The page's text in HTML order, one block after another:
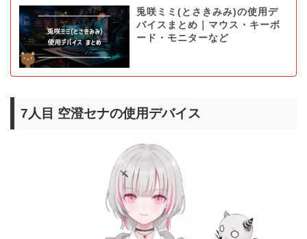
兎咲ミミ(とさきみみ)の使用デ
バイスまとめ｜マウス・キーボ
ード・モニターなど
7人目 空澄セナの使用デバイス